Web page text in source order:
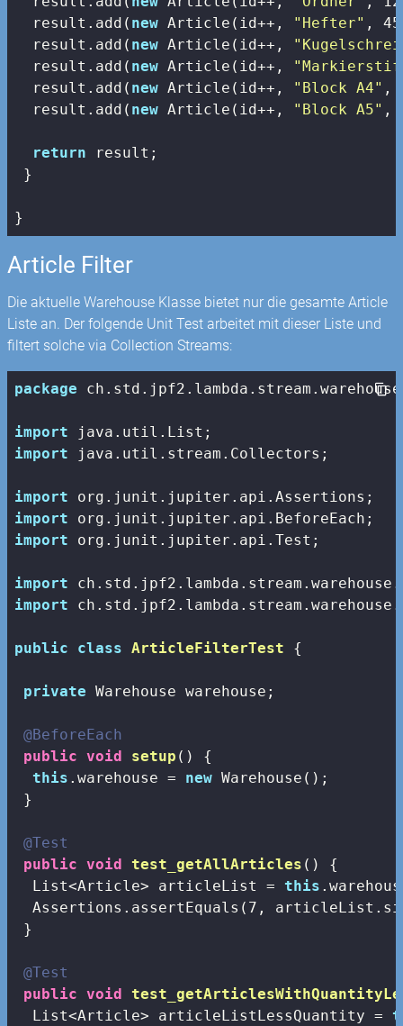
  result.add(
new Article(id++, "Hefter" , 45
  result.add(
new Article(id++,
  result.add(
new Article(id++,
  result.add(
new Article(id++, "Block A4" ,
  result.add(
new Article(id++, "Block A5" ,
return result;
}
Article Filter
Die aktuelle Warehouse Klasse bietet nur die gesamte Article
Liste an. Der folgende Unit Test arbeitet mit dieser Liste und
filtert solche via Collection Streams:
package
import
import java.util.stream.Collectors;
import
import
import org.junit.jupiter.api.Test;
import
import
public class ArticleFilterTest {
private Warehouse warehouse;
@BeforeEach
public void setup ()
{
this .warehouse = new Warehouse();
}
@Test
public void test_getAllArticles ()
{
  List<Article> articleList =
this
  Assertions.assertEquals(
7 ,
}
@Test
public void
  List<Article> articleListLessQuantity =